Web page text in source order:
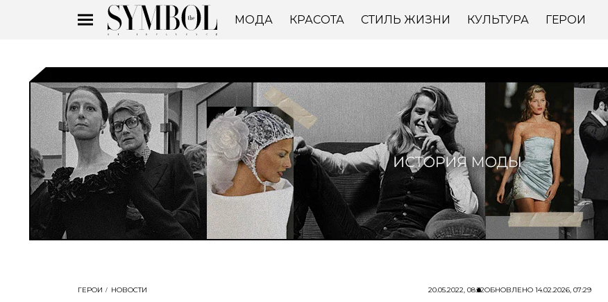
МОДА КРАСОТА СТИЛЬ ЖИЗНИ КУЛЬТУРА ГЕРОИ
ГЕРОИ НОВОСТИ 20.05.2022, 08:32ОБНОВЛЕНО 14.02.2026, 07:29